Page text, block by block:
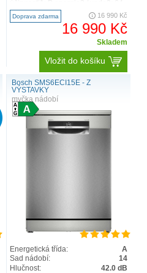
kWh / 9 l ..
Doprava zdarma 16 990 Kč
16 990 Kč
Skladem
Vložit do košíku
Bosch SMS6ECI15E - Z
VÝSTAVKY
myčka nádobí
Energetická třída:
A
Sad nádobí:
14
Hlučnost:
42.0 dB